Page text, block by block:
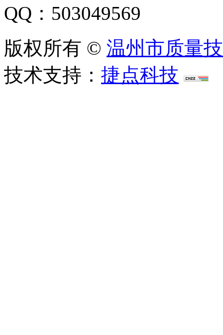
QQ：503049569
版权所有 © 温州市质量
技术支持： 捷点科技